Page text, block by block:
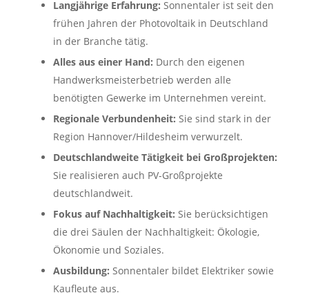
Langjährige Erfahrung: Sonnentaler ist seit den
frühen Jahren der Photovoltaik in Deutschland
in der Branche tätig.
Alles aus einer Hand: Durch den eigenen
Handwerksmeisterbetrieb werden alle
benötigten Gewerke im Unternehmen vereint.
Regionale Verbundenheit: Sie sind stark in der
Region Hannover/Hildesheim verwurzelt.
Deutschlandweite Tätigkeit bei Großprojekten:
Sie realisieren auch PV-Großprojekte
deutschlandweit.
Fokus auf Nachhaltigkeit: Sie berücksichtigen
die drei Säulen der Nachhaltigkeit: Ökologie,
Ökonomie und Soziales.
Ausbildung: Sonnentaler bildet Elektriker sowie
Kaufleute aus.